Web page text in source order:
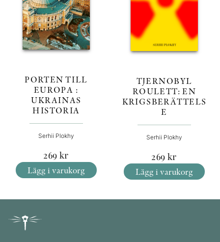
PORTEN TILL
EUROPA :
UKRAINAS
HISTORIA
Serhii Plokhy
269 kr
Lägg i varukorg
TJERNOBYL
ROULETT: EN
KRIGSBERÄTTELS
E
Serhii Plokhy
269 kr
Lägg i varukorg